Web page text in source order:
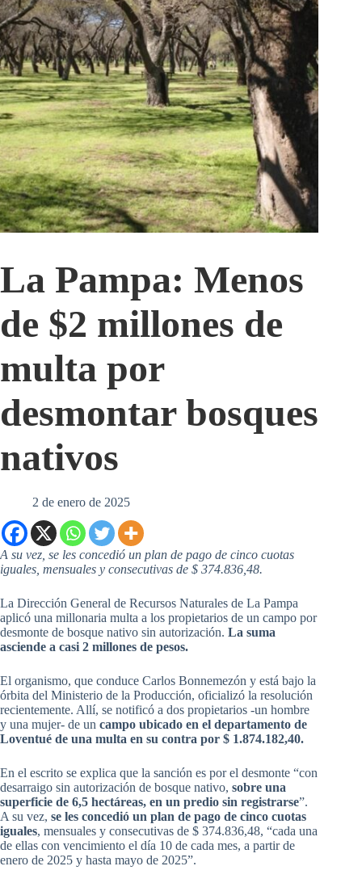
La Pampa: Menos
de $2 millones de
multa por
desmontar bosques
nativos
2 de enero de 2025
A su vez, se les concedió un plan de pago de cinco cuotas
iguales, mensuales y consecutivas de $ 374.836,48.
La Dirección General de Recursos Naturales de La Pampa
aplicó una millonaria multa a los propietarios de un campo por
desmonte de bosque nativo sin autorización. La suma
asciende a casi 2 millones de pesos.
El organismo, que conduce Carlos Bonnemezón y está bajo la
órbita del Ministerio de la Producción, oficializó la resolución
recientemente. Allí, se notificó a dos propietarios -un hombre
y una mujer- de un campo ubicado en el departamento de
Loventué de una multa en su contra por $ 1.874.182,40.
En el escrito se explica que la sanción es por el desmonte “con
desarraigo sin autorización de bosque nativo, sobre una
superficie de 6,5 hectáreas, en un predio sin registrarse”.
A su vez, se les concedió un plan de pago de cinco cuotas
iguales, mensuales y consecutivas de $ 374.836,48, “cada una
de ellas con vencimiento el día 10 de cada mes, a partir de
enero de 2025 y hasta mayo de 2025”.